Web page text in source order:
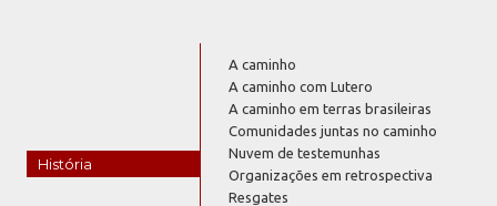
História
A caminho
A caminho com Lutero
A caminho em terras brasileiras
Comunidades juntas no caminho
Nuvem de testemunhas
Organizações em retrospectiva
Resgates